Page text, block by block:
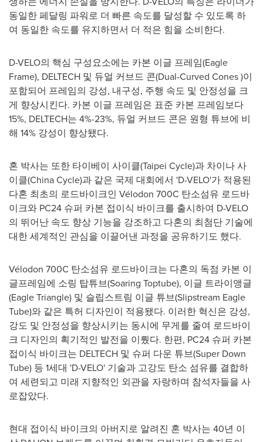
동일한 페달링 파워로 더 빠른 속도를 달성할 수 있도록 하
여 동일한 속도를 유지하면서 더 적은 힘을 소비한다.
D-VELO의 핵심 구성요소에는 카본 이글 프레임(Eagle
Frame), DELTECH 및 듀얼 커브드 콘(Dual-Curved Cones )이
포함되어 프레임의 강성, 내구성, 주행 속도 및 안정성을 크
게 향상시킨다. 카본 이글 프레임은 표준 카본 프레임보다
15%, DELTECH는 4%-23%, 듀얼 커브드 콘은 원형 튜브에 비
해 14% 강성이 향상됐다.
혼 박사는 또한 타이베이 사이클(Taipei Cycle)과 차이나 사
이클(China Cycle)과 같은 국제 대회에서 'D-VELO'가 적용된
다혼 최초의 로드바이크인 Vélodon 700C 탄소섬유 로드바
이크와 PC24 슈퍼 카본 접이식 바이크를 출시하여 D-VELO
의 뛰어난 속도 향상 기능을 강조하고 다혼의 최첨단 기술에
대한 세계적인 관심을 이끌어낸 과정을 공유하기도 했다.
Vélodon 700C 탄소섬유 로드바이크는 다혼의 독점 카본 이
글프레임에 소링 탑튜브(Soaring Toptube), 이글 트라이앵글
(Eagle Triangle) 및 슬립스트림 이글 튜브(Slipstream Eagle
Tube)와 같은 특허 디자인이 적용됐다. 이러한 혁신은 강성,
강도 및 안정성을 향상시키는 동시에 무게를 줄여 로드바이
크 디자인의 획기적인 발전을 이뤘다. 한편, PC24 슈퍼 카본
접이식 바이크는 DELTECH 및 슈퍼 다운 튜브(Super Down
Tube) 등 1세대 'D-VELO' 기술과 고강도 탄소 섬유를 결합하
여 세련되고 미래 지향적인 외관을 자랑하며 참석자들을 사
로잡았다.
현대 접이식 바이크의 아버지로 알려진 혼 박사는 40년 이